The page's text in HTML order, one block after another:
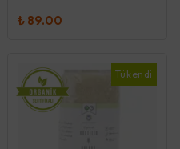
₺ 89.00
Tükendi